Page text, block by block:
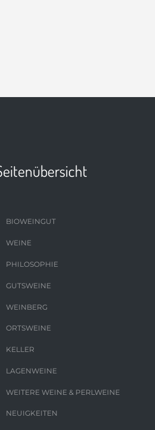
BIOWEINGUT
WEINE
PHILOSOPHIE
GUTSWEINE
WEINBERG
ORTSWEINE
KELLER
LAGENWEINE
WEITERE WEINE & PERLWEINE
NEUIGKEITEN